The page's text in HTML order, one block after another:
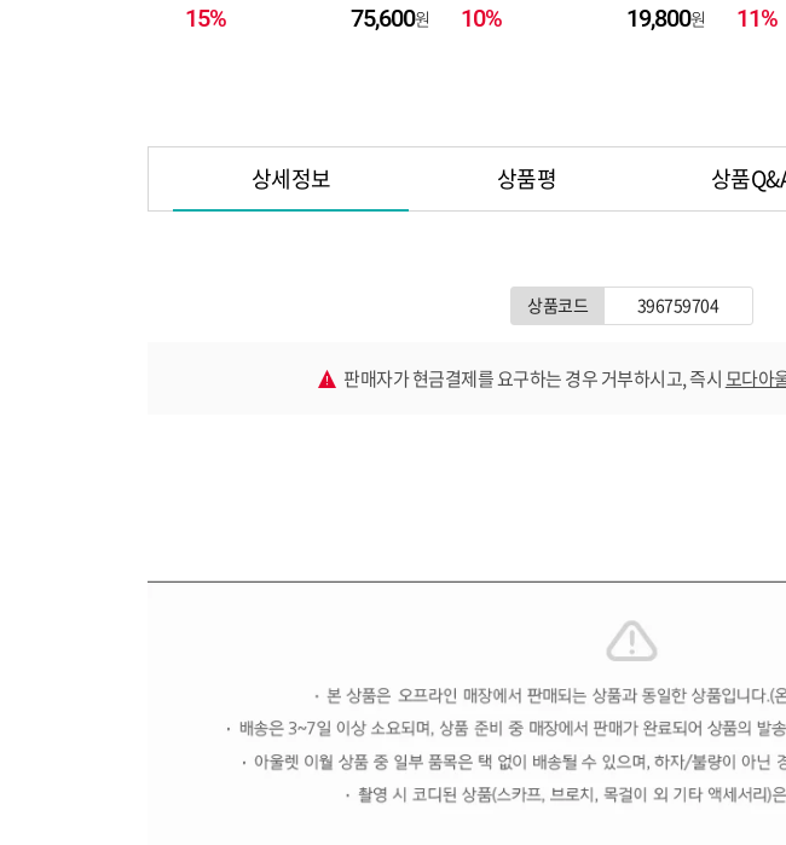
15% 75,600 10% 19,800 11%
상세정보 상품평 상품
상품코드 396759704
판매자가 현금결제를 요구하는 경우 거부하시고, 즉시모다아